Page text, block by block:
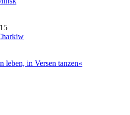
leben, in Versen tanzen«